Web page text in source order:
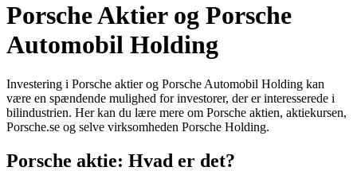
Porsche Aktier og Porsche
Automobil Holding
Investering i Porsche aktier og Porsche Automobil Holding kan
være en spændende mulighed for investorer, der er interesserede i
bilindustrien. Her kan du lære mere om Porsche aktien, aktiekursen,
Porsche.se og selve virksomheden Porsche Holding.
Porsche aktie: Hvad er det?